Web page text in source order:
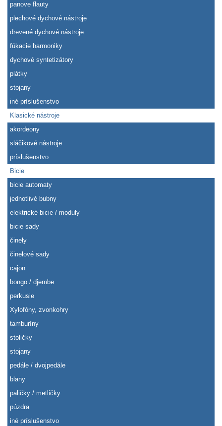
panove flauty
plechové dychové nástroje
drevené dychové nástroje
fúkacie harmoniky
dychové syntetizátory
plátky
stojany
iné príslušenstvo
Klasické nástroje
akordeony
sláčikové nástroje
príslušenstvo
Bicie
bicie automaty
jednotlivé bubny
elektrické bicie / moduly
bicie sady
činely
činelové sady
cajon
bongo / djembe
perkusie
Xylofóny, zvonkohry
tamburíny
stoličky
stojany
pedále / dvojpedále
blany
paličky / metličky
púzdra
iné príslušenstvo